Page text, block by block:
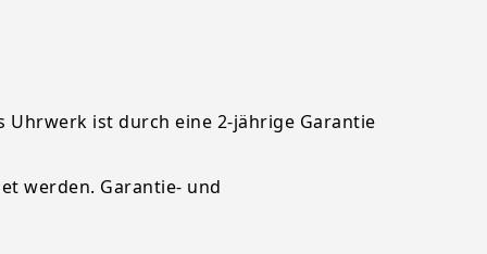
Uhrwerk ist durch eine 2-jährige Garantie
werden. Garantie- und